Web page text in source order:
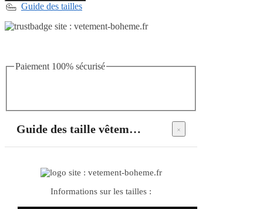
Guide des tailles
Paiement 100% sécurisé
Guide des taille vêtements bohème
Informations sur les tailles :